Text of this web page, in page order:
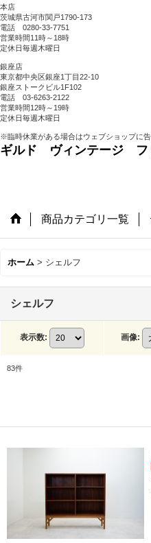
本店
茨城県古河市関戸1790-173
電話 0280-33-7751
営業時間11時～18時
定休日毎週木曜日
銀座店
東京都中央区銀座1丁目22-10
銀座ストークビル1F102
電話 03-6263-2122
営業時間12時～19時
定休日毎週木曜日
※臨時休業がある場合はウェブショップに告
ギルド ヴィンテージ フ
商品カテゴリ一覧
ホーム > シェルフ
シェルフ
表示数: 画像:
83件